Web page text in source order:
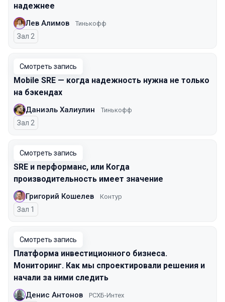
надежнее
Лев Алимов Тинькофф
Зал 2
Смотреть запись
Mobile SRE — когда надежность нужна не только
на бэкендах
Даниэль Халиулин Тинькофф
Зал 2
Смотреть запись
SRE и перформанс, или Когда
производительность имеет значение
Григорий Кошелев Контур
Зал 1
Смотреть запись
Платформа инвестиционного бизнеса.
Мониторинг. Как мы спроектировали решения и
начали за ними следить
Денис Антонов РСХБ-Интех